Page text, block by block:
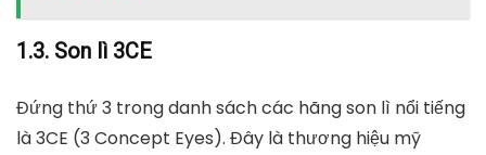
1.3. Son lì 3CE
Đứng thứ 3 trong danh sách các hãng son lì nổi tiếng
là3CE (3 Concept Eyes). Đây là thương hiệu mỹ